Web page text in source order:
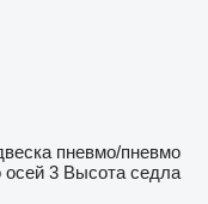
пневмо/пневмо
осей 3 Высота седла